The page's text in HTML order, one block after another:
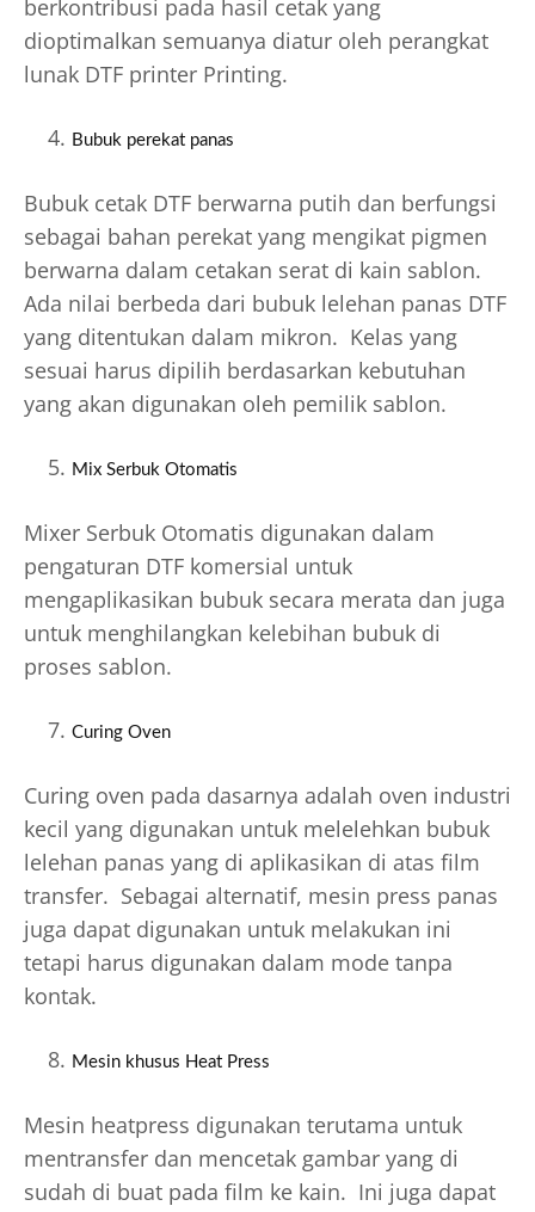
berkontribusi pada hasil cetak yang
dioptimalkan semuanya diatur oleh perangkat
lunak DTF printer Printing.
Bubuk perekat panas
Bubuk cetak DTF berwarna putih dan berfungsi
sebagai bahan perekat yang mengikat pigmen
berwarna dalam cetakan serat di kain sablon.
Ada nilai berbeda dari bubuk lelehan panas DTF
yang ditentukan dalam mikron. Kelas yang
sesuai harus dipilih berdasarkan kebutuhan
yang akan digunakan oleh pemilik sablon.
Mix Serbuk Otomatis
Mixer Serbuk Otomatis digunakan dalam
pengaturan DTF komersial untuk
mengaplikasikan bubuk secara merata dan juga
untuk menghilangkan kelebihan bubuk di
proses sablon.
Curing Oven
Curing oven pada dasarnya adalah oven industri
kecil yang digunakan untuk melelehkan bubuk
lelehan panas yang di aplikasikan di atas film
transfer. Sebagai alternatif, mesin press panas
juga dapat digunakan untuk melakukan ini
tetapi harus digunakan dalam mode tanpa
kontak.
Mesin khusus Heat Press
Mesin heatpress digunakan terutama untuk
mentransfer dan mencetak gambar yang di
sudah di buat pada film ke kain. Ini juga dapat